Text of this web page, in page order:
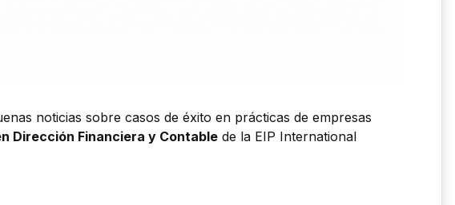
noticias sobre casos de éxito en prácticas de empresas
Dirección Financiera y Contable de la EIP International